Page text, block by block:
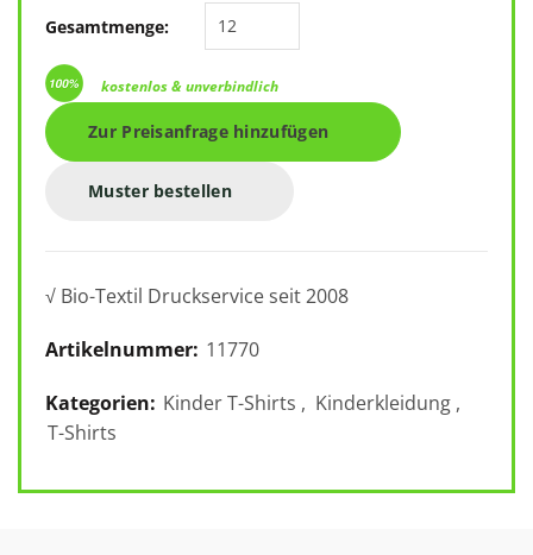
Gesamtmenge:
kostenlos & unverbindlich
Muster bestellen
√ Bio-Textil Druckservice seit 2008
Artikelnummer: 11770
Kategorien: Kinder T-Shirts , Kinderkleidung ,
T-Shirts